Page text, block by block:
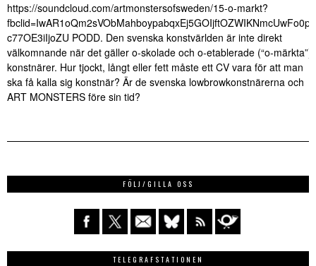
https://soundcloud.com/artmonstersofsweden/15-o-markt?
c77OE3iIjoZU PODD. Den svenska konstvärlden är inte direkt
välkomnande när det gäller o-skolade och o-etablerade (“o-märkta”)
konstnärer. Hur tjockt, långt eller fett måste ett CV vara för att man
ska få kalla sig konstnär? Är de svenska lowbrowkonstnärerna och
ART MONSTERS före sin tid?
FÖLJ/GILLA OSS
TELEGRAFSTATIONEN